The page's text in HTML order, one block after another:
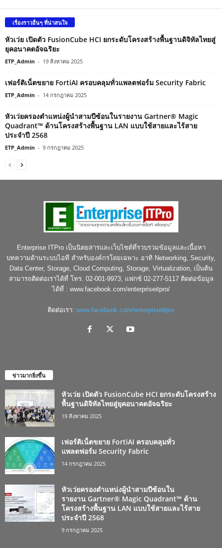
เรื่องราวอื่นๆ ที่น่าสนใจ
หัวเว่ย เปิดตัว FusionCube HCI ยกระดับโครงสร้างพื้นฐานดิจิทัลไทยสู่
ยุคอนาคตอัจฉริยะ
ETP_Admin - 19 สิงหาคม 2025
เฟอร์ติเน็ตขยาย FortiAI ครอบคลุมทั่วแพลตฟอร์ม Security Fabric
ETP_Admin - 14 กรกฎาคม 2025
หัวเว่ยครองตำแหน่งผู้นำสามปีซ้อนในรายงาน Gartner® Magic
Quadrant™ ด้านโครงสร้างพื้นฐาน LAN แบบใช้สายและไร้สาย
ประจำปี 2568
ETP_Admin - 9 กรกฎาคม 2025
Enterprise ITPro เป็นนิตยสารและเว็บไซต์ที่รวบรวมข้อมูลและเนื้อหา
บทความด้านระบบไอที สำหรับองค์กรโดยเฉพาะ อาทิ Networking, Security,
Data Center, Storage, Cloud Computing, Storage, Virtualization, เป็นต้น
สามารถติดต่อเราได้ที่ โทร. 02-001-9973, แฟกซ์ 02-277-5117 ติดต่อข้อมูล
ได้ที่ : www.facebook.com/enterpriseitpro/
ติดต่อเรา: www.facebook.com/enterpriseitpro
ข่าวมากยิ่งขึ้น
หัวเว่ย เปิดตัว FusionCube HCI ยกระดับโครงสร้าง
พื้นฐานดิจิทัลไทยสู่ยุคอนาคตอัจฉริยะ
19 สิงหาคม 2025
เฟอร์ติเน็ตขยาย FortiAI ครอบคลุมทั่ว
แพลตฟอร์ม Security Fabric
14 กรกฎาคม 2025
หัวเว่ยครองตำแหน่งผู้นำสามปีซ้อนใน
รายงาน Gartner® Magic Quadrant™ ด้าน
โครงสร้างพื้นฐาน LAN แบบใช้สายและไร้สาย
ประจำปี 2568
9 กรกฎาคม 2025